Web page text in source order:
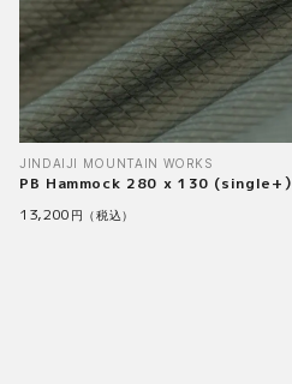
JINDAIJI MOUNTAIN WORKS
PB Hammock 280 x 130 (single+）
13,200 円（税込）